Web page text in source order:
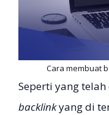
Cara membuat
Seperti yang
backlinkyang di